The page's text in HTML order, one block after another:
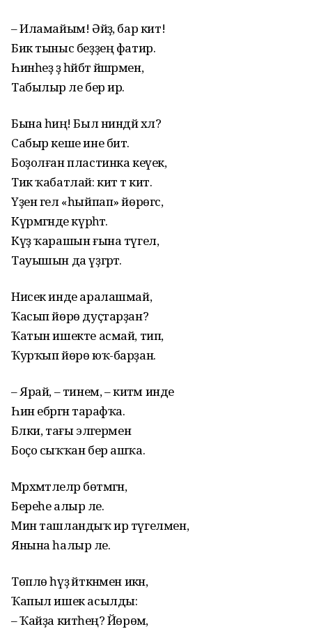
– Иламайым! Әйҙә, бар кит!
Бик тыныс беҙҙең фатир.
Һинһеҙ ҙә һәйбәт йәшәрмен,
Табылыр әле бер ир.
Бына һиңә! Был ниндәй хәл?
Cабыр кеше ине бит.
Боҙолған пластинка кеүек,
Тик ҡабатлай: кит тә кит.
Үҙен гел «һыйпап» йөрөгәс,
Күрмәгәнде күрһәтә.
Күҙ ҡарашын ғына түгел,
Тауышын да үҙгәртә.
Нисек инде аралашмай,
Ҡасып йөрө дуҫтарҙан?
Ҡатын ишекте асмай, тип,
Ҡурҡып йөрө юҡ-барҙан.
– Ярай, – тинем, – китәм инде
Һин ебәргән тарафҡа.
Бәлки, тағы эләгермен
Боҫо сыҡҡан бер ашҡа.
Мәрхәмәтлеләр бөтмәгән,
Береһе алыр әле.
Мин ташландыҡ ир түгелмен,
Янына һалыр әле.
Төплө һүҙ әйткәнмен икән,
Ҡапыл ишек асылды:
– Ҡайҙа китәһең? Йөрөмә,